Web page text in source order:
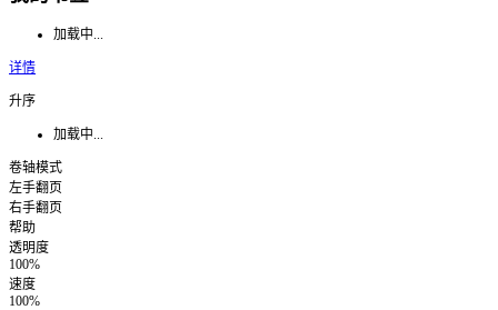
加载中...
详情
升序
加载中...
卷轴模式
左手翻页
右手翻页
帮助
透明度
100%
速度
100%